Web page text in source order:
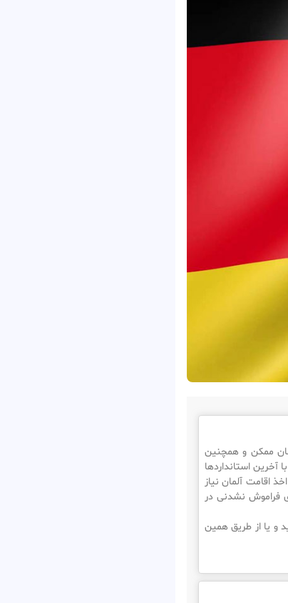
ترین زمان ممکن و همچنین
آخرین استانداردها
اقامت آلمان نیاز
فراموش نشدنی در
و یا از طریق همین